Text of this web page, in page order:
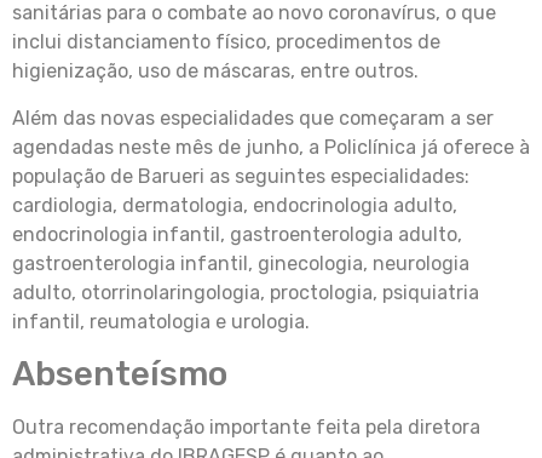
sanitárias para o combate ao novo coronavírus, o que
inclui distanciamento físico, procedimentos de
higienização, uso de máscaras, entre outros.
Além das novas especialidades que começaram a ser
agendadas neste mês de junho, a Policlínica já oferece à
população de Barueri as seguintes especialidades:
cardiologia, dermatologia, endocrinologia adulto,
endocrinologia infantil, gastroenterologia adulto,
gastroenterologia infantil, ginecologia, neurologia
adulto, otorrinolaringologia, proctologia, psiquiatria
infantil, reumatologia e urologia.
Absenteísmo
Outra recomendação importante feita pela diretora